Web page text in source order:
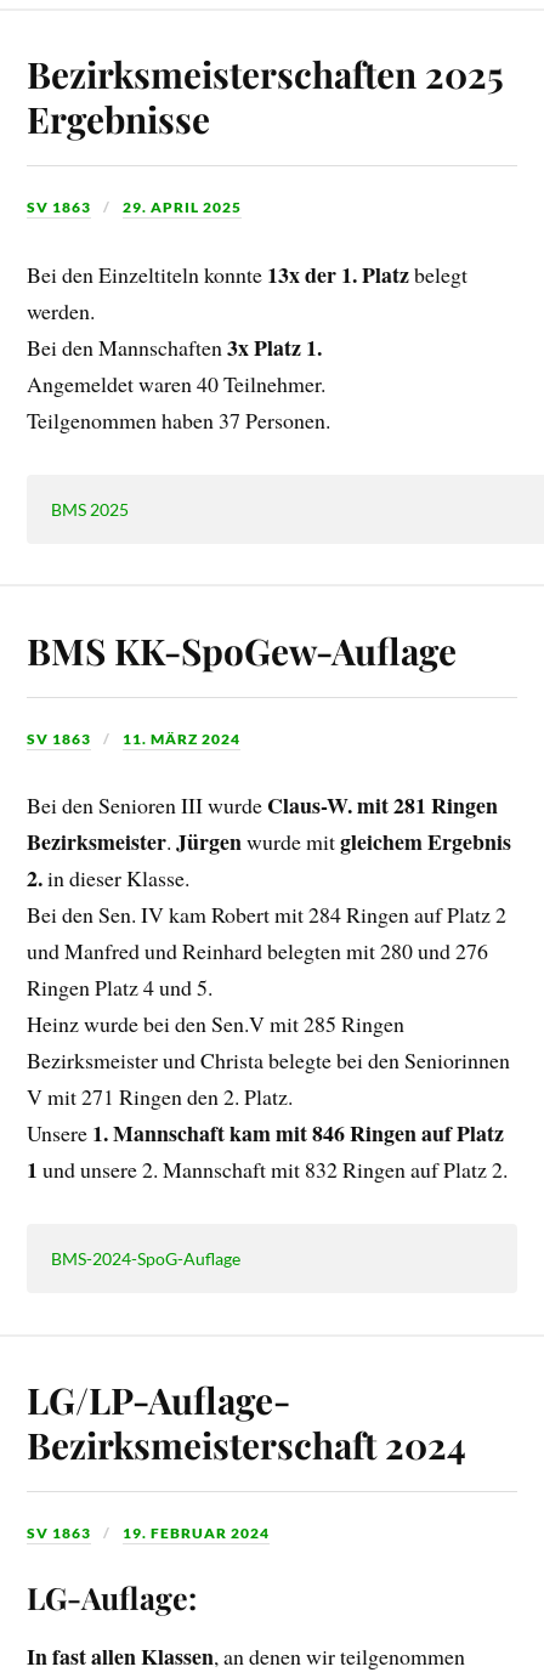
Bezirksmeisterschaften 2025
Ergebnisse
SV 1863 29. APRIL 2025
Bei den Einzeltiteln konnte 13x der 1. Platzbelegt
werden.
Bei den Mannschaften 3x Platz 1.
Angemeldet waren 40 Teilnehmer.
Teilgenommen haben 37 Personen.
BMS 2025
BMS KK-SpoGew-Auflage
SV 1863 11. MÄRZ 2024
Bei den Senioren III wurde Claus-W. mit 281 Ringen
Bezirksmeister.Jürgenwurde mitgleichem Ergebnis
2.in dieser Klasse.
Bei den Sen. IV kam Robert mit 284 Ringen auf Platz 2
und Manfred und Reinhard belegten mit 280 und 276
Ringen Platz 4 und 5.
Heinz wurde bei den Sen.V mit 285 Ringen
Bezirksmeister und Christa belegte bei den Seniorinnen
V mit 271 Ringen den 2. Platz.
Unsere 1. Mannschaft kam mit 846 Ringen auf Platz
1und unsere 2. Mannschaft mit 832 Ringen auf Platz 2.
BMS-2024-SpoG-Auflage
LG/LP-Auflage-
Bezirksmeisterschaft 2024
SV 1863 19. FEBRUAR 2024
LG-Auflage:
In fast allen Klassen, an denen wir teilgenommen